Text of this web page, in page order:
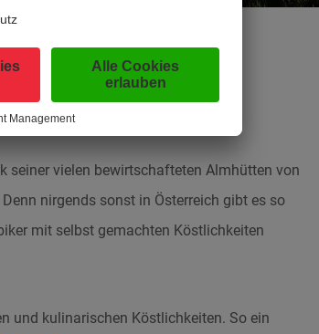
seiner vielen bewirtschafteten Almhütten von
nirgends sonst in Österreich gibt es so
mit selbst gemachten Köstlichkeiten
und kulinarischen Köstlichkeiten. So ein